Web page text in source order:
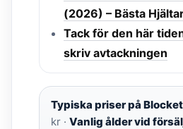
(2026) – Bästa
Tack för den här
skriv avtackningen
Typiska priser på
kr · Vanlig ålder vid